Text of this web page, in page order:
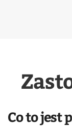
Co to jest